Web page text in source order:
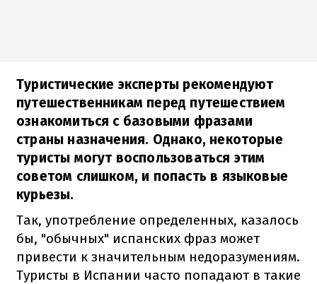
Туристические эксперты рекомендуют
путешественникам перед путешествием
ознакомиться с базовыми фразами
страны назначения. Однако, некоторые
туристы могут воспользоваться этим
советом слишком, и попасть в языковые
курьезы.
Так, употребление определенных, казалось
бы, "обычных" испанских фраз может
привести к значительным недоразумениям.
Туристы в Испании часто попадают в такие